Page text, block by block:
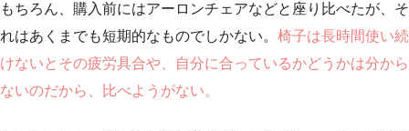
もちろん、購入前にはアーロンチェアなどと座り比べたが、そ
れはあくまでも短期的なものでしかない。 椅子は長時間使い続
けないとその疲労具合や、自分に合っているかどうかは分から
ないのだから、比べようがない。